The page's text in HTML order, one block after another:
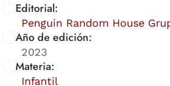
Editorial:
Penguin Random House
Año de edición:
2023
Materia:
Infantil